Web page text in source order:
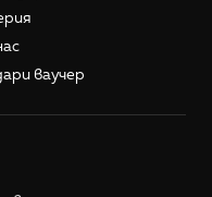
ваучер